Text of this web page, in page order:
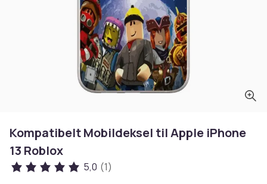
Kompatibelt Mobildeksel til Apple iPhone
13 Roblox
5,0 (1)